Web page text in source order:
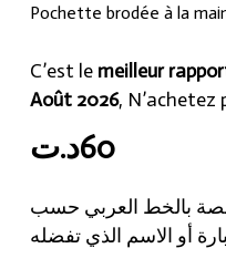
Pochette brodée à la
C’est le meilleur
Août 2026, N’achetez
60د.ت
بالخط العربي حسب
أو الاسم الذي تفضله